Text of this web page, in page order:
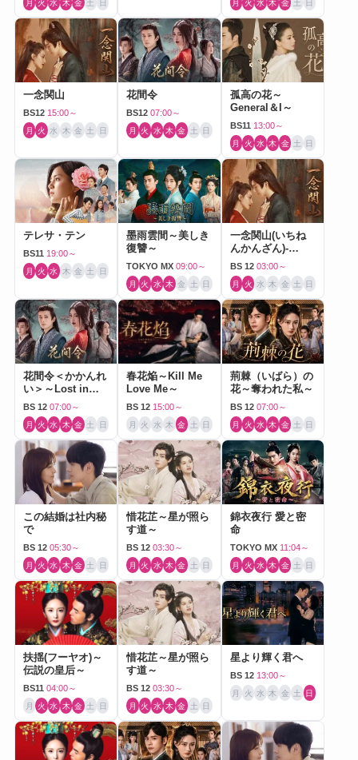
月 火 水 木 金 土 日 月 火 水 木 金 土 日
一念関山
BS12 15:00～
月 火 水 木 金 土 日
花間令
BS12 07:00～
月 火 水 木 金 土 日
孤高の花～
General＆I～
BS11 13:00～
月 火 水 木 金 土 日
テレサ・テン
BS11 19:00～
月 火 水 木 金 土 日
墨雨雲間～美しき
復讐～
TOKYO MX 09:00～
月 火 水 木 金 土 日
一念関山(いちね
んかんざん)-
Journey to Love-
BS 12 03:00～
月 火 水 木 金 土 日
花間令＜かかんれ
い＞～Lost in
Love～
BS 12 07:00～
月 火 水 木 金 土 日
春花焔～Kill Me
Love Me～
BS 12 15:00～
月 火 水 木 金 土 日
荊棘（いばら）の
花～奪われた私～
BS 12 07:00～
月 火 水 木 金 土 日
この結婚は社内秘
で
BS 12 05:30～
月 火 水 木 金 土 日
惜花芷～星が照ら
す道～
BS 12 03:30～
月 火 水 木 金 土 日
錦衣夜行 愛と密
命
TOKYO MX 11:04～
月 火 水 木 金 土 日
扶揺(フーヤオ)～
伝説の皇后～
BS11 04:00～
月 火 水 木 金 土 日
惜花芷～星が照ら
す道～
BS 12 03:30～
月 火 水 木 金 土 日
星より輝く君へ
BS 12 13:00～
月 火 水 木 金 土 日